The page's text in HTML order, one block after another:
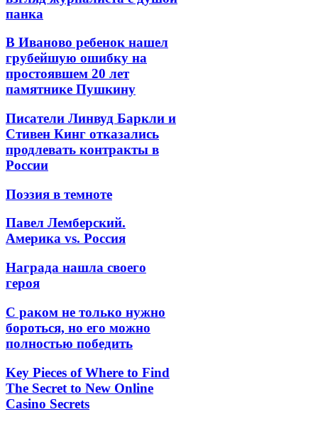
панка
В Иваново ребенок нашел
грубейшую ошибку на
простоявшем 20 лет
памятнике Пушкину
Писатели Линвуд Баркли и
Стивен Кинг отказались
продлевать контракты в
России
Поэзия в темноте
Павел Лемберский.
Америка vs. Россия
Награда нашла своего
героя
С раком не только нужно
бороться, но его можно
полностью победить
Key Pieces of Where to Find
The Secret to New Online
Casino Secrets